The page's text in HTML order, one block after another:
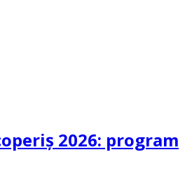
2026: program